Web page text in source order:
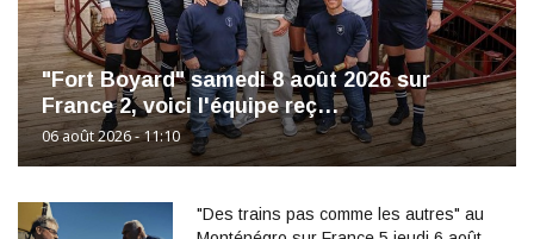
"Fort Boyard" samedi 8 août 2026 sur
France 2, voici l'équipe reç…
06 août 2026 - 11:10
"Des trains pas comme les autres" au